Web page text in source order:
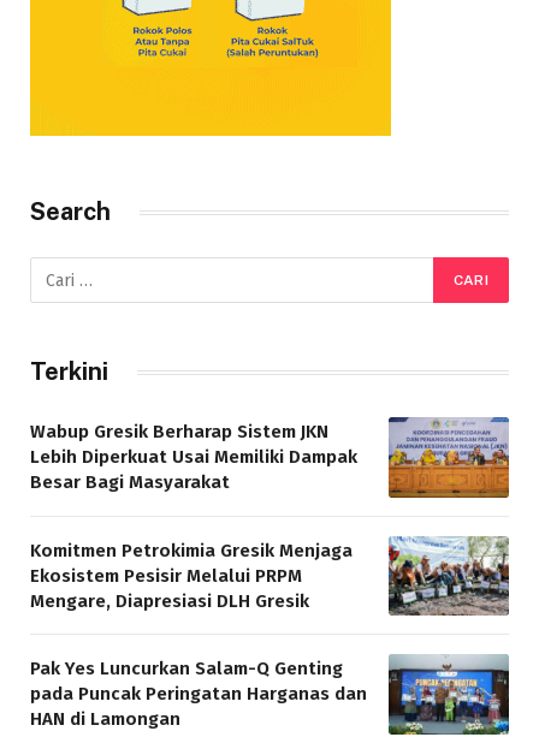
Search
Terkini
Wabup Gresik Berharap Sistem JKN
Lebih Diperkuat Usai Memiliki Dampak
Besar Bagi Masyarakat
Komitmen Petrokimia Gresik Menjaga
Ekosistem Pesisir Melalui PRPM
Mengare, Diapresiasi DLH Gresik
Pak Yes Luncurkan Salam-Q Genting
pada Puncak Peringatan Harganas dan
HAN di Lamongan